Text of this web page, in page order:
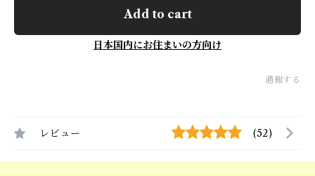
Add to cart
日本国内にお住まいの方向け
通報する
レビュー (52)